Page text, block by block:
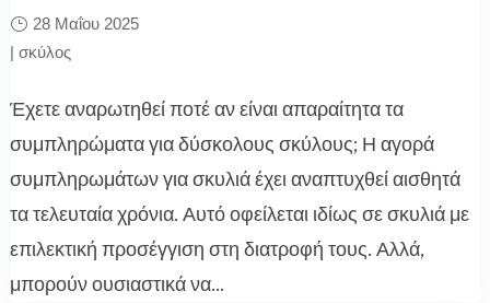
28 Μαΐου 2025
| σκύλος
Έχετε αναρωτηθεί ποτέ αν είναι απαραίτητα τα
συμπληρώματα για δύσκολους σκύλους; Η αγορά
συμπληρωμάτων για σκυλιά έχει αναπτυχθεί αισθητά
τα τελευταία χρόνια. Αυτό οφείλεται ιδίως σε σκυλιά με
επιλεκτική προσέγγιση στη διατροφή τους. Αλλά,
μπορούν ουσιαστικά να...